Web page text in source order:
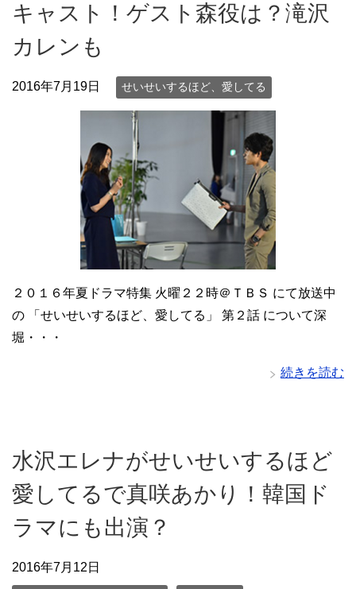
キャスト！ゲスト森役は？滝沢
カレンも
2016年7月19日 せいせいするほど、愛してる
２０１６年夏ドラマ特集 火曜２２時＠ＴＢＳ にて放送中
の 「せいせいするほど、愛してる」 第２話 について深
堀・・・
続きを読む
水沢エレナがせいせいするほど
愛してるで真咲あかり！韓国ド
ラマにも出演？
2016年7月12日